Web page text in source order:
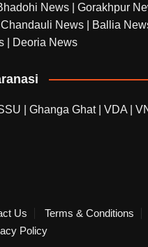
News Gorakhpur
Chandauli News Ballia
Deoria News
Ghanga Ghat| VDA
Us
Terms & Conditions
Policy